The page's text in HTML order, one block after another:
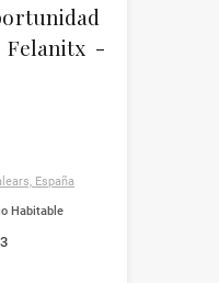
Felanitx -
España
Habitable